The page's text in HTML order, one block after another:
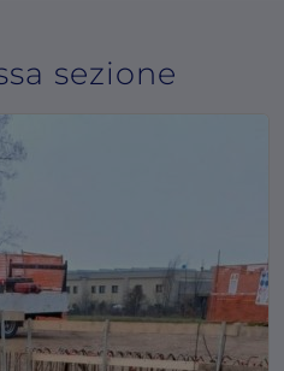
sezione